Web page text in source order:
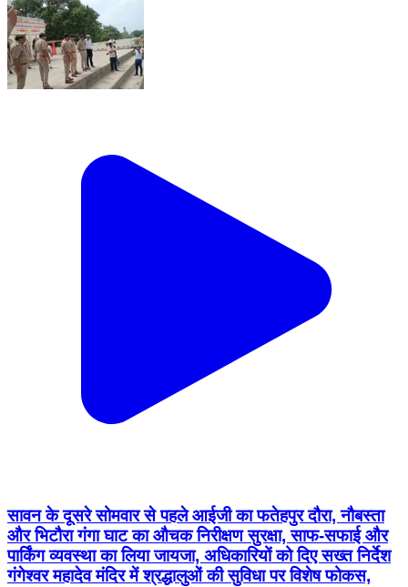
सावन के दूसरे सोमवार से पहले आईजी का फतेहपुर दौरा, नौबस्ता
और भिटौरा गंगा घाट का औचक निरीक्षण सुरक्षा, साफ-सफाई और
पार्किंग व्यवस्था का लिया जायजा, अधिकारियों को दिए सख्त निर्देश
गंगेश्वर महादेव मंदिर में श्रद्धालुओं की सुविधा पर विशेष फोकस,